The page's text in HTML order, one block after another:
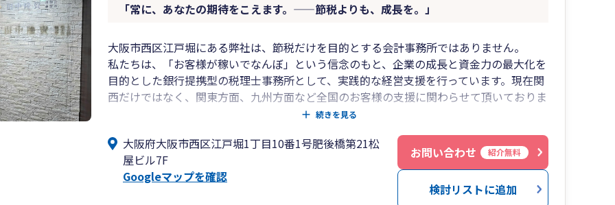
「常に、あなたの期待をこえます。——節税よりも、成長を。」
大阪市西区江戸堀にある弊社は、節税だけを目的とする会計事務所ではありません。
私たちは、「お客様が稼いでなんぼ」という信念のもと、企業の成長と資金力の最大化を
目的とした銀行提携型の税理士事務所として、実践的な経営支援を行っています。現在関
西だけではなく、関東方面、九州方面など全国のお客様の支援に関わらせて頂いておりま
YouTuber、芸能関連、馬主、医業、コンサルティング業など、このほかにも多岐に渡る
お客様とご縁をいただいております。様々な業種に対応可能ですので、ご安心ください。
弊所では大手銀行との提携を活かした、銀行目線での税務・会計サポートを実現しており
続きを見る
大阪府大阪市西区江戸堀1丁目10番1号肥後橋第21松
屋ビル7F
Googleマップを確認
お問い合わせ 紹介無料
検討リストに追加